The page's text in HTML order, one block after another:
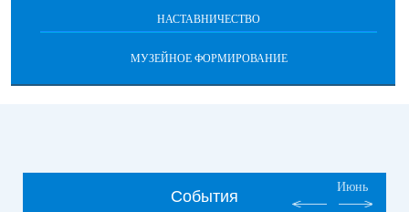
НАСТАВНИЧЕСТВО
МУЗЕЙНОЕ ФОРМИРОВАНИЕ
События
Июнь